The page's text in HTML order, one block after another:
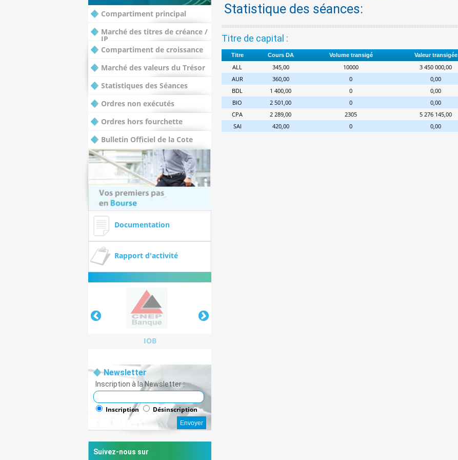
Compartiment principal
Marché des titres de créance /
IP
Compartiment de croissance
Marché des valeurs du Trésor
Statistiques des Séances
Ordres non exécutés
Ordres hors fourchette
Bulletin Officiel de la Cote
Documentation
Rapport d'activité
IOB
IOB
Newsletter
Inscription à la Newsletter :
Inscription Désinscription
Suivez-nous sur
Statistique des séances:
Titre de capital :
Titre Cours DA Volume transigé Valeur transigée
ALL 345,00 10000 3 450 000,00
AUR
360,00 0 0,00
BDL
1 400,00 0 0,00
BIO
2 501,00 0 0,00
CPA
2 289,00 2305 5 276 145,00
SAI
420,00 0 0,00